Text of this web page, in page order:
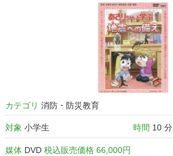
カテゴリ 消防・防災教育
対象 小学生 時間 10 分
媒体 DVD 税込販売価格 66,000円